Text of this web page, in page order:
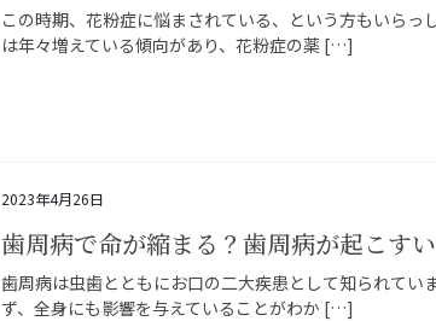
この時期、花粉症に悩まされている、という方もいら
は年々増えている傾向があり、花粉症の薬 […]
2023年4月26日
歯周病で命が縮まる？歯周病が起こす
歯周病は虫歯とともにお口の二大疾患として知られてい
ず、全身にも影響を与えていることがわか […]